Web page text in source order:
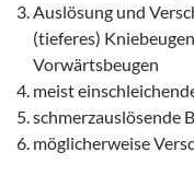
Auslösung und
(tieferes)
Vorwärtsbeugen
meist
schmerzauslösende
möglicherweise